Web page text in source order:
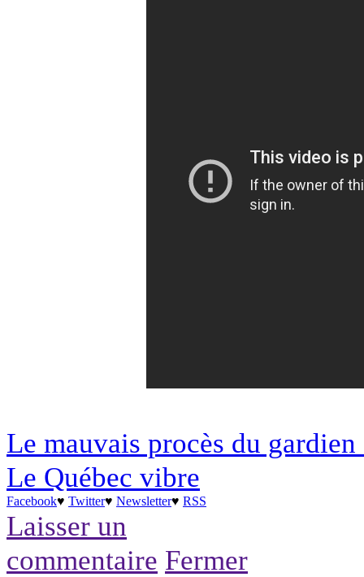
Le mauvais procès du
Le Québec vibre
Facebook♥ Twitter♥ Newsletter♥ RSS
Laisser un
commentaire Fermer